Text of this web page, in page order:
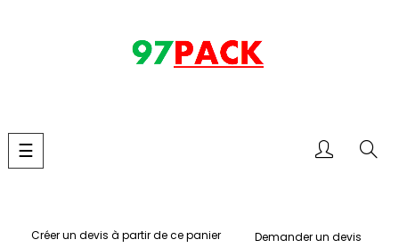
Basculer
la
☰
Créer un devis à partir de ce panier Demander un devis